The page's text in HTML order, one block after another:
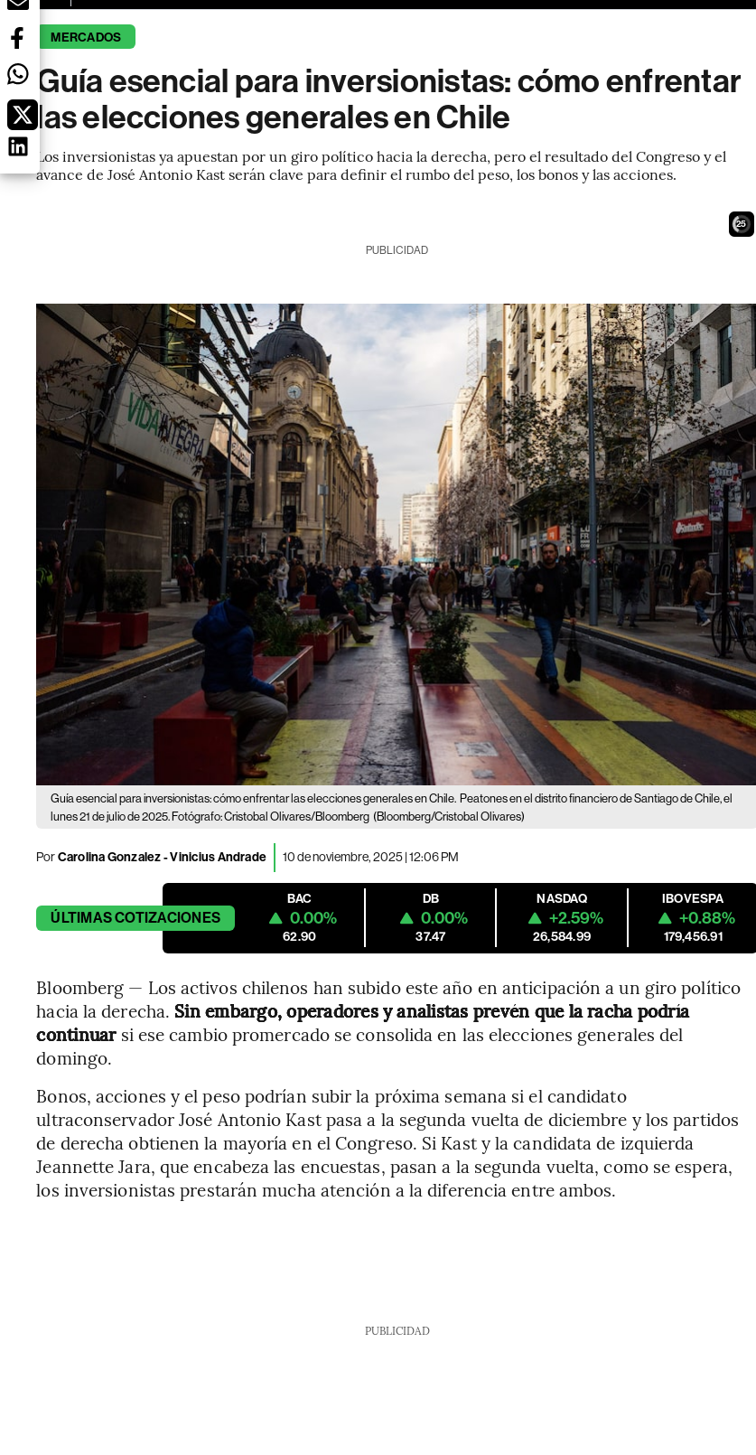
MERCADOS
Guía esencial para inversionistas: cómo enfrentar
las elecciones generales en Chile
Los inversionistas ya apuestan por un giro político hacia la derecha, pero el resultado del Congreso y el
avance de José Antonio Kast serán clave para definir el rumbo del peso, los bonos y las acciones.
24
PUBLICIDAD
Guía esencial para inversionistas: cómo enfrentar las elecciones generales en Chile. Peatones en el distrito financiero de Santiago de Chile, el
lunes 21 de julio de 2025. Fotógrafo: Cristobal Olivares/Bloomberg (Bloomberg/Cristobal Olivares)
PorCarolina Gonzalez - Vinicius Andrade 10 de noviembre, 2025 | 12:06 PM
ÚLTIMASCOTIZACIONES
BAC
0.00%
62.90
DB
0.00%
37.47
NASDAQ
+2.59%
26,584.99
IBOVESPA
+0.88%
179,456.91
Bloomberg — Los activos chilenos han subido este año en anticipación a un giro político
hacia la derecha. Sin embargo, operadores y analistas prevén que la racha podría
continuarsi ese cambio promercado se consolida en las elecciones generales del
domingo.
Bonos, acciones y el peso podrían subir la próxima semana si el candidato
ultraconservador José Antonio Kast pasa a la segunda vuelta de diciembre y los partidos
de derecha obtienen la mayoría en el Congreso. Si Kast y la candidata de izquierda
Jeannette Jara, que encabeza las encuestas, pasan a la segunda vuelta, como se espera,
los inversionistas prestarán mucha atención a la diferencia entre ambos.
PUBLICIDAD